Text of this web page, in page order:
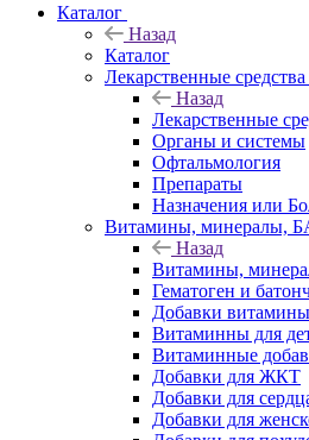
Каталог
Назад
Каталог
Лекарственные средства
Назад
Лекарственные
Органы и системы
Офтальмология
Препараты
Назначения или
Витамины, минералы,
Назад
Витамины,
Гематоген и
Добавки
Витаминны для
Витаминные
Добавки для ЖКТ
Добавки для
Добавки для